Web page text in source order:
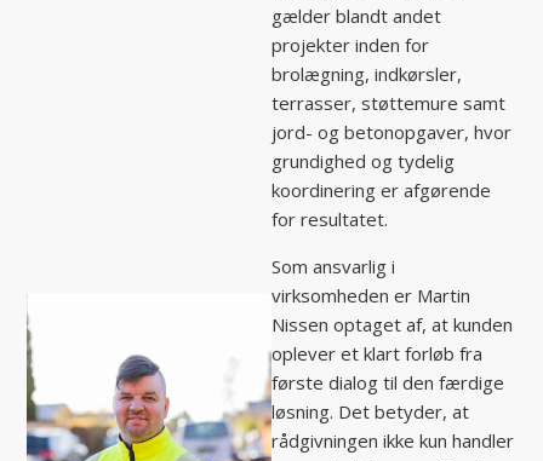
gælder blandt andet
projekter inden for
brolægning, indkørsler,
terrasser, støttemure samt
jord- og betonopgaver, hvor
grundighed og tydelig
koordinering er afgørende
for resultatet.
Som ansvarlig i
virksomheden er Martin
Nissen optaget af, at kunden
oplever et klart forløb fra
første dialog til den færdige
løsning. Det betyder, at
rådgivningen ikke kun handler